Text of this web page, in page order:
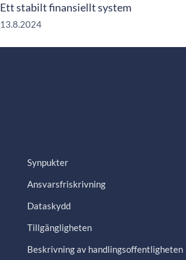
Ett stabilt finansiellt system
13.8.2024
Synpukter
Ansvarsfriskrivning
Dataskydd
Tillgängligheten
Beskrivning av handlingsoffentligheten